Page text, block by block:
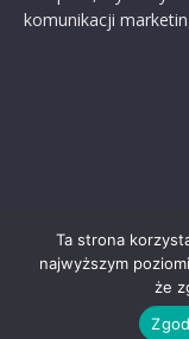
komunikacji
Ta strona
najwyższym
że